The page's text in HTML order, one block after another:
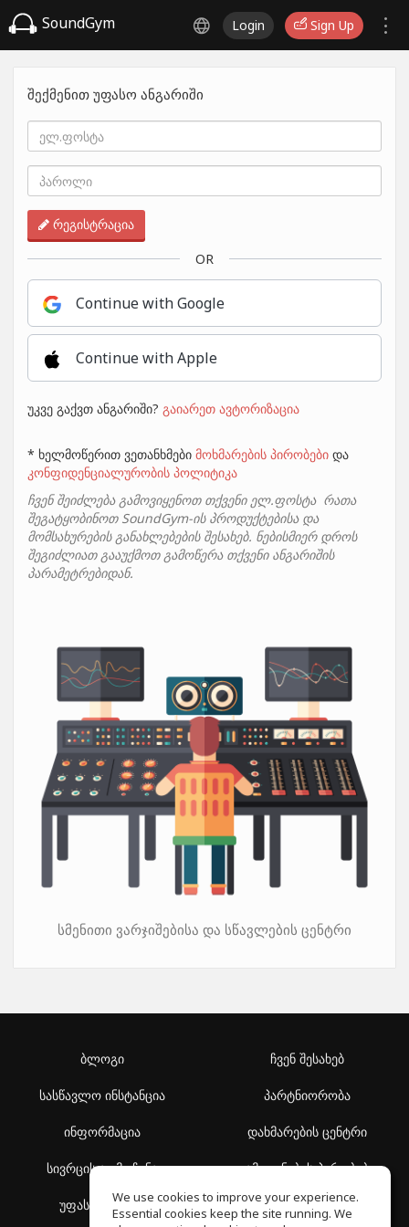
SoundGym Login Sign Up
შექმენით უფასო ანგარიში
რეგისტრაცია
OR
Continue with Google
Continue with Apple
უკვე გაქვთ ანგარიში? გაიარეთ ავტორიზაცია
* ხელმოწერით ვეთანხმები მოხმარების პირობები და
კონფიდენციალურობის პოლიტიკა
ჩვენ შეიძლება გამოვიყენოთ თქვენი ელ.ფოსტა რათა
შეგატყობინოთ SoundGym-ის პროდუქტებისა და
მომსახურების განახლებების შესახებ. ნებისმიერ დროს
შეგიძლიათ გააუქმოთ გამოწერა თქვენი ანგარიშის
პარამეტრებიდან.
სმენითი ვარჯიშებისა და სწავლების ცენტრი
ბლოგი
სასწავლო ინსტანცია
ინფორმაცია
სივრცის აღმოჩენა
უფასო სკოლა
ჩვენ შესახებ
პარტნიორობა
დახმარების ცენტრი
გამოყენების პირობები
კონფიდენციალურობის
პოლიტიკა
We use cookies to improve your experience.
Essential cookies keep the site running. We